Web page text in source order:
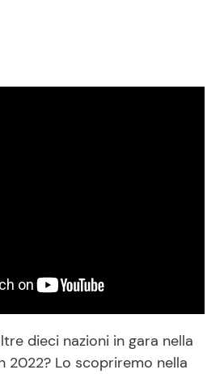
dieci nazioni in gara nella
2022? Lo scopriremo nella